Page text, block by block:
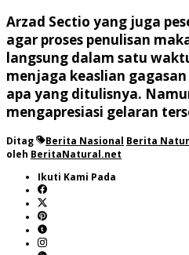
Arzad Sectio yang juga
agar proses penulisan
langsung dalam satu
menjaga keaslian
apa yang ditulisnya.
mengapresiasi gelaran
Ditag Berita Nasional Berita
oleh BeritaNatural.net
Ikuti Kami Pada